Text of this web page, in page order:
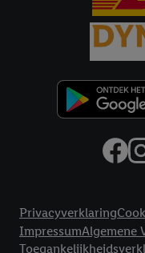
Privacyverklaring
ImpressumAlgemene